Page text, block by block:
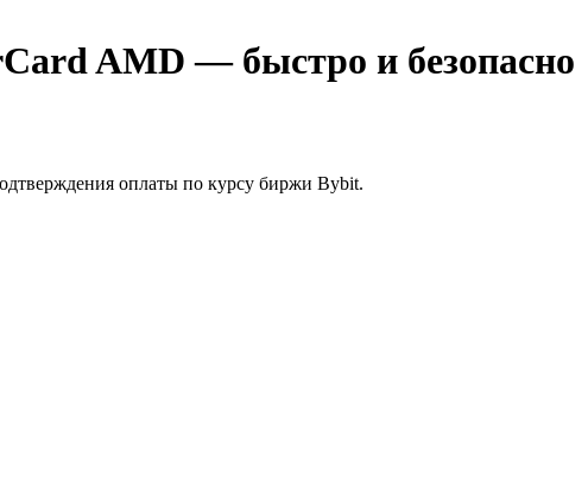
AMD — быстро и безопасно
оплаты по курсу биржи Bybit.